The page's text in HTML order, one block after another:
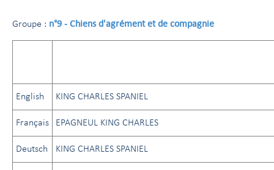
Groupe : n°9 - Chiens d'agrément et de compagnie
English KING CHARLES SPANIEL
Français EPAGNEUL KING CHARLES
Deutsch KING CHARLES SPANIEL